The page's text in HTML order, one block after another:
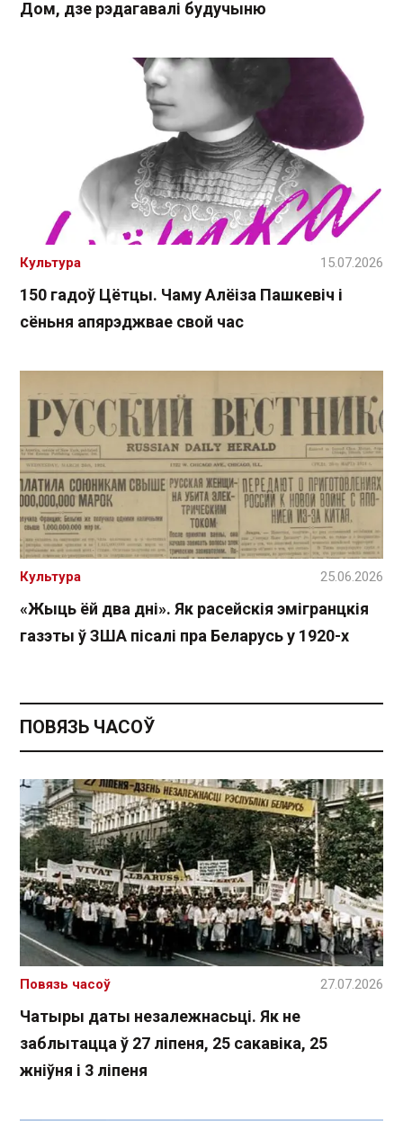
Дом, дзе рэдагавалі будучыню
150 гадоў Цётцы. Чаму Алёіза Пашкевіч і
сёньня апярэджвае свой час
Культура 15.07.2026
«Жыць ёй два дні». Як расейскія эмігранцкія
газэты ў ЗША пісалі пра Беларусь у 1920-х
Культура 25.06.2026
ПОВЯЗЬ ЧАСОЎ
Чатыры даты незалежнасьці. Як не
заблытацца ў 27 ліпеня, 25 сакавіка, 25
жніўня і 3 ліпеня
Повязь часоў 27.07.2026